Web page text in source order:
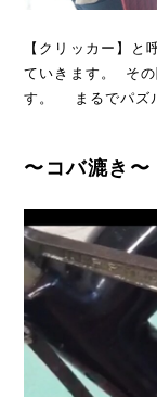
【クリッカー】と
ていきます。 その
す。 まるでパズ
〜コバ漉き〜